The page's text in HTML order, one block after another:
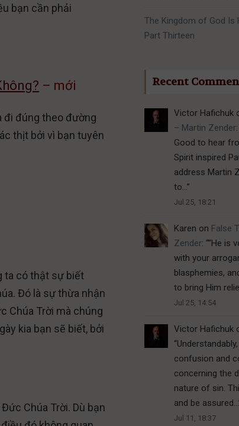
bạn cần phải
– mới
đi đúng theo đường
thịt bởi vì bạn tuyên
ta có thật sự biết
Đó là sự thừa nhận
Chúa Trời mà chúng
kia bạn sẽ biết, bởi
Chúa Trời. Dù bạn
The Kingdom of God Is
Part Thirteen
Recent
Victor Hafichuk
– Martin Zender:
Good to hear
Spirit inspired
address Martin
to…”
Jul 25, 18:21
Karen on False
Zender: ““He is
with your
blasphemies,
to bring Him
Jul 25, 14:54
Victor Hafichuk
“
confusion and
concerning the
nature of sin.
and be assured…
Jul 11, 18:37